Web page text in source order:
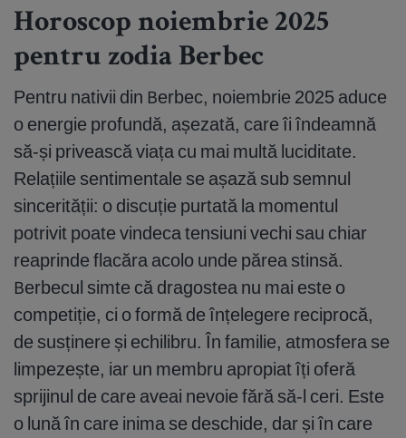
Horoscop noiembrie 2025
pentru zodia Berbec
Pentru nativii din Berbec, noiembrie 2025 aduce
o energie profundă, așezată, care îi îndeamnă
să-și privească viața cu mai multă luciditate.
Relațiile sentimentale se așază sub semnul
sincerității: o discuție purtată la momentul
potrivit poate vindeca tensiuni vechi sau chiar
reaprinde flacăra acolo unde părea stinsă.
Berbecul simte că dragostea nu mai este o
competiție, ci o formă de înțelegere reciprocă,
de susținere și echilibru. În familie, atmosfera se
limpezește, iar un membru apropiat îți oferă
sprijinul de care aveai nevoie fără să-l ceri. Este
o lună în care inima se deschide, dar și în care